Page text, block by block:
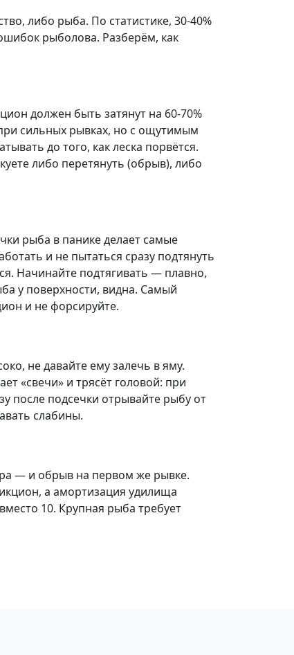
либо рыба. По статистике, 30-40%
рыболова. Разберём, как
должен быть затянут на 60-70%
сильных рывках, но с ощутимым
до того, как леска порвётся.
либо перетянуть (обрыв), либо
рыба в панике делает самые
и не пытаться сразу подтянуть
Начинайте подтягивать — плавно,
у поверхности, видна. Самый
и не форсируйте.
не давайте ему залечь в яму.
«свечи» и трясёт головой: при
после подсечки отрывайте рыбу от
слабины.
— и обрыв на первом же рывке.
а амортизация удилища
10. Крупная рыба требует